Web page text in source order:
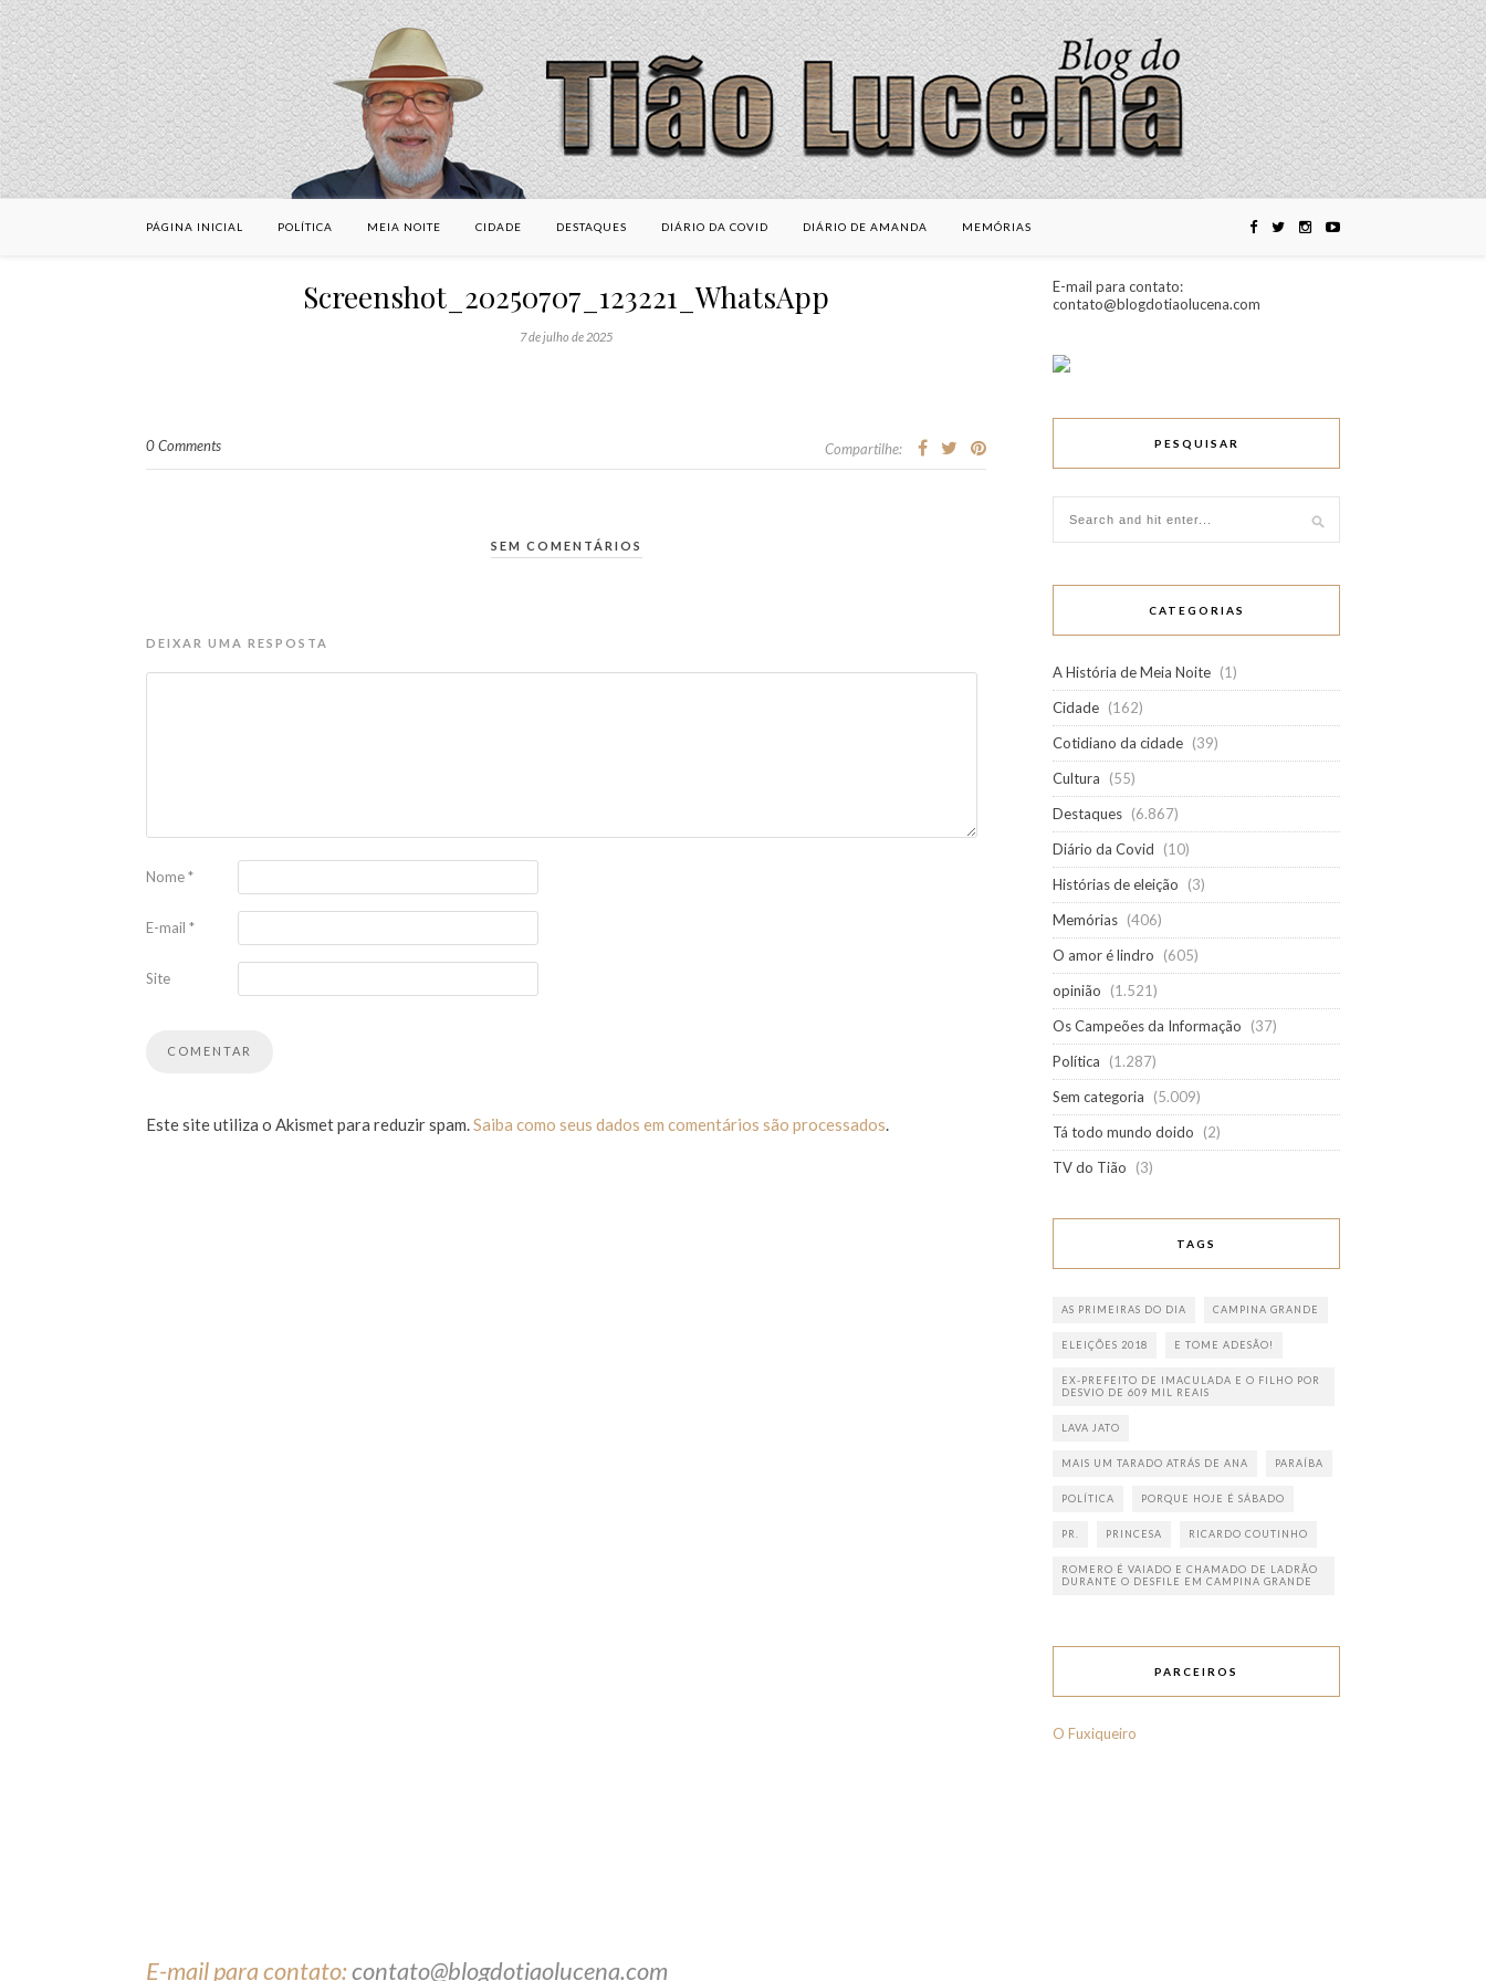
PÁGINA INICIAL POLÍTICA MEIA NOITE CIDADE DESTAQUES DIÁRIO DA COVID DIÁRIO DE AMANDA MEMÓRIAS
Screenshot_20250707_123221_WhatsApp
7 de julho de 2025
0 Comments Compartilhe:
SEM COMENTÁRIOS
DEIXAR UMA RESPOSTA
Nome*
E-mail *
Site
Este site utiliza o Akismet para reduzir spam.Saiba como seus dados em comentários são processados.
E-mail para contato:
contato@blogdotiaolucena.com
PESQUISAR
CATEGORIAS
A História de Meia Noite (1)
Cidade (162)
Cotidiano da cidade (39)
Cultura
(55)
Destaques (6.867)
Diário da Covid
(10)
Histórias de eleição
(3)
Memórias (406)
O amor é lindro
(605)
opinião
(1.521)
Os Campeões da Informação
(37)
Política
(1.287)
Sem categoria
(5.009)
Tá todo mundo doido
(2)
TV do Tião
(3)
TAGS
AS PRIMEIRAS DO DIA CAMPINA GRANDE
ELEIÇÕES 2018 E TOME ADESÃO!
EX-PREFEITO DE IMACULADA E O FILHO POR
DESVIO DE 609 MIL REAIS
LAVA JATO
MAIS UM TARADO ATRÁS DE ANA PARAÍBA
POLÍTICA PORQUE HOJE É SÁBADO
PR. PRINCESA RICARDO COUTINHO
ROMERO É VAIADO E CHAMADO DE LADRÃO
DURANTE O DESFILE EM CAMPINA GRANDE
PARCEIROS
O Fuxiqueiro
E-mail para contato:contato@blogdotiaolucena.com